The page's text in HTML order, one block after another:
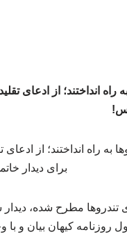
راه انداختند؛ از
تندروها مطرح شده،
کیهان بیان و با